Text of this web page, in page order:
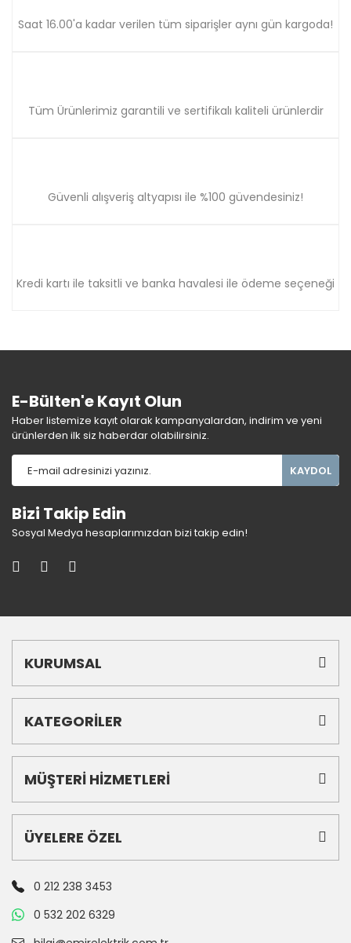
Saat 16.00'a kadar verilen tüm siparişler aynı gün kargoda!
Tüm Ürünlerimiz garantili ve sertifikalı kaliteli ürünlerdir
Güvenli alışveriş altyapısı ile %100 güvendesiniz!
Kredi kartı ile taksitli ve banka havalesi ile ödeme seçeneği
E-Bülten'e Kayıt Olun
Haber listemize kayıt olarak kampanyalardan, indirim ve yeni
ürünlerden ilk siz haberdar olabilirsiniz.
KAYDOL
Bizi Takip Edin
Sosyal Medya hesaplarımızdan bizi takip edin!
KURUMSAL
KATEGORİLER
MÜŞTERİ HİZMETLERİ
ÜYELERE ÖZEL
0 212 238 3453
0 532 202 6329